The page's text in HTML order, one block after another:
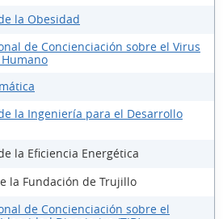
la Obesidad
de Concienciación sobre el Virus
la Ingeniería para el Desarrollo
la Eficiencia Energética
la Fundación de Trujillo
de Concienciación sobre el